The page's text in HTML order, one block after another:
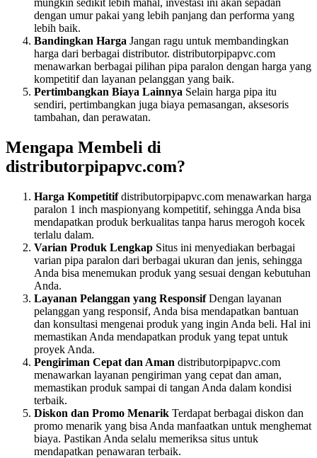
mungkin sedikit lebih mahal, investasi ini akan sepadan
dengan umur pakai yang lebih panjang dan performa yang
lebih baik.
Bandingkan Harga Jangan ragu untuk membandingkan
harga dari berbagai distributor. distributorpipapvc.com
menawarkan berbagai pilihan pipa paralon dengan harga yang
kompetitif dan layanan pelanggan yang baik.
Pertimbangkan Biaya Lainnya Selain harga pipa itu
sendiri, pertimbangkan juga biaya pemasangan, aksesoris
tambahan, dan perawatan.
Mengapa Membeli di
distributorpipapvc.com?
Harga Kompetitifdistributorpipapvc.com menawarkan harga
paralon 1 inch maspionyang kompetitif, sehingga Anda bisa
mendapatkan produk berkualitas tanpa harus merogoh kocek
terlalu dalam.
Varian Produk Lengkap Situs ini menyediakan berbagai
varian pipa paralon dari berbagai ukuran dan jenis, sehingga
Anda bisa menemukan produk yang sesuai dengan kebutuhan
Anda.
Layanan Pelanggan yang ResponsifDengan layanan
pelanggan yang responsif, Anda bisa mendapatkan bantuan
dan konsultasi mengenai produk yang ingin Anda beli. Hal ini
memastikan Anda mendapatkan produk yang tepat untuk
proyek Anda.
Pengiriman Cepat dan Aman distributorpipapvc.com
menawarkan layanan pengiriman yang cepat dan aman,
memastikan produk sampai di tangan Anda dalam kondisi
terbaik.
Diskon dan Promo Menarik Terdapat berbagai diskon dan
promo menarik yang bisa Anda manfaatkan untuk menghemat
biaya. Pastikan Anda selalu memeriksa situs untuk
mendapatkan penawaran terbaik.